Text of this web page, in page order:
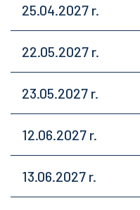
25.04.2027 r.
22.05.2027 r.
23.05.2027 r.
12.06.2027 r.
13.06.2027 r.